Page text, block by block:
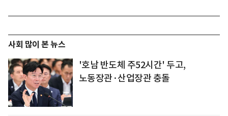
사회 많이 본 뉴스
'호남 반도체 주52시간' 두고,
노동장관·산업장관 충돌